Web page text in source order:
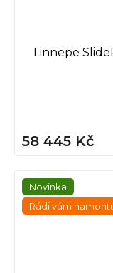
Linnepe
58 445 Kč
Novinka
Rádi vám